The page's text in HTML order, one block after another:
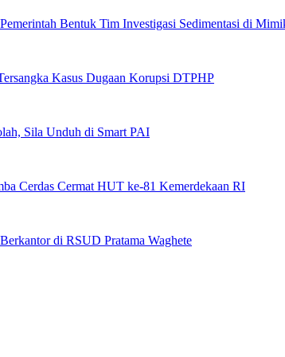
Bentuk Tim Investigasi Sedimentasi di
Kasus Dugaan Korupsi DTPHP
Sila Unduh di Smart PAI
Cerdas Cermat HUT ke-81 Kemerdekaan RI
di RSUD Pratama Waghete